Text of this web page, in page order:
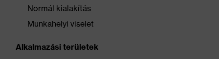
Normál kialakítás
Munkahelyi viselet
Alkalmazási területek